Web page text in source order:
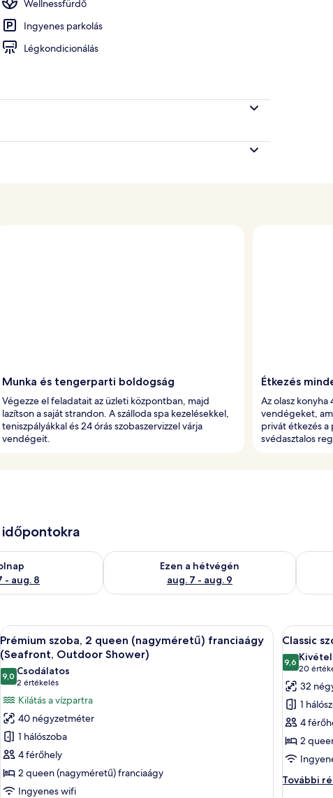
Wellnessfürdő
Ingyenes parkolás
Légkondicionálás
Munka és tengerparti boldogság
Végezze el feladatait az üzleti központban, majd
lazítson a saját strandon. A szálloda spa kezelésekkel,
teniszpályákkal és 24 órás szobaszervizzel várja
vendégeit.
Étkezés
Az olasz
vendégeket,
privát étkezés
svédasztalos
- aug. 8
állás ellenőrzése: aug. 7 - aug. 8
Ezen a hétvégén
aug. 7 - aug. 9
A mostani hétvégi rendelkezésre állás A
nagy ágy, egy kanapé, egy íróasztal és egy balkon található, ahonnan
A
következő
szoba
összes
képének
megtekintése:
Prémium
szoba,
2
queen
(nagyméretű)
Egy modern fürőszoba üveg zuhanykabinnal,
7
Prémium szoba, 2 queen (nagyméretű) franciaágy
(Seafront, Outdoor Shower)
9,010-ből 9,0
Csodálatos
2 értékelés
(2
értékelés)
Kilátás a vízpartra
40 négyzetméter
1 hálószoba
4 férőhely
2 queen (nagyméretű) franciaágy
Ingyenes wifi
A
szoba
összes
képének
Classic
szoba,
2
queen
7
Classic
9,610-ből 9,6
20
(20
32
1
4
2
További
Classic